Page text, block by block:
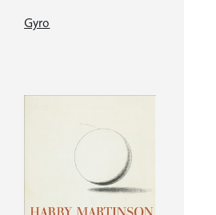
Gyro